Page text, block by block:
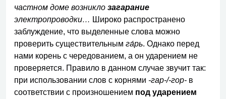
частном доме возникло загарание
электропроводки… Широко распространено
заблуждение, что выделенные слова можно
проверить существительным га́рь. Однако перед
нами корень с чередованием, а он ударением не
проверяется. Правило в данном случае звучит так:
при использовании слов с корнями -гар-/-гор- в
соответствии с произношением под ударением